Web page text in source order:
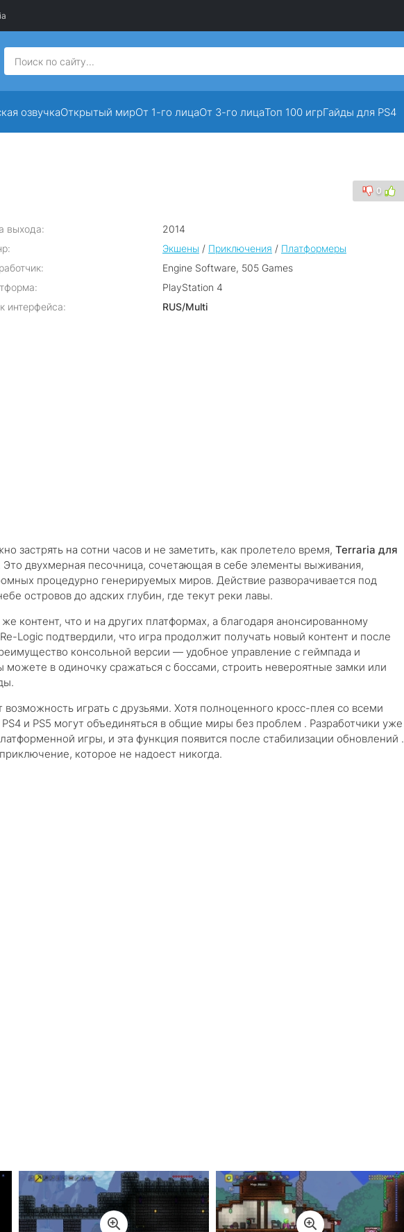
озвучкаОткрытый мирОт 1-го лицаОт 3-го лицаТоп 100 игрГайды для PS4
0
выхода:
2014
Экшены / Приключения / Платформеры
Engine Software, 505 Games
PlayStation 4
интерфейса:
RUS/Multi
застрять на сотни часов и не заметить, как пролетело время, Terraria для
двухмерная песочница, сочетающая в себе элементы выживания,
процедурно генерируемых миров. Действие разворачивается под
островов до адских глубин, где текут реки лавы.
контент, что и на других платформах, а благодаря анонсированному
Logic подтвердили, что игра продолжит получать новый контент и после
консольной версии — удобное управление с геймпада и
можете в одиночку сражаться с боссами, строить невероятные замки или
играть с друзьями. Хотя полноценного кросс-плея со всеми
и PS5 могут объединяться в общие миры без проблем . Разработчики уже
игры, и эта функция появится после стабилизации обновлений .
которое не надоест никогда.